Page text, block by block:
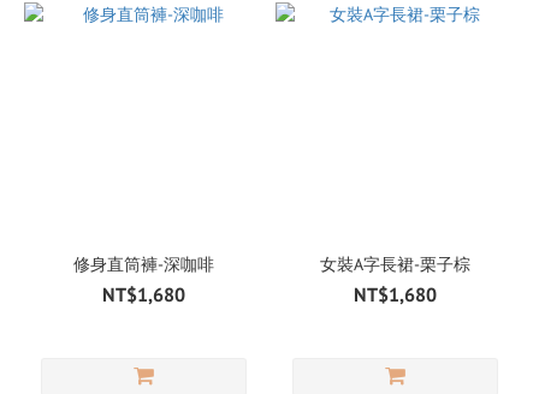
修身直筒褲-深咖啡
NT$1,680
女裝A字長裙-栗子棕
NT$1,680